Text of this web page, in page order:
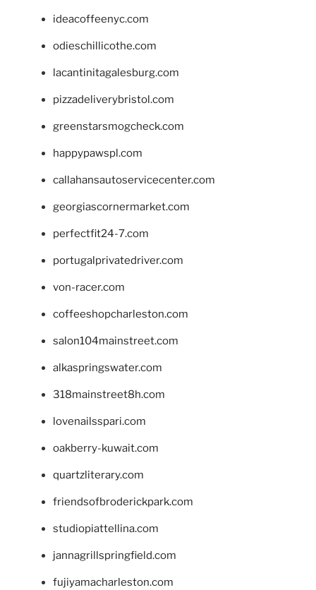
ideacoffeenyc.com
odieschillicothe.com
lacantinitagalesburg.com
pizzadeliverybristol.com
greenstarsmogcheck.com
happypawspl.com
callahansautoservicecenter.com
georgiascornermarket.com
perfectfit24-7.com
portugalprivatedriver.com
von-racer.com
coffeeshopcharleston.com
salon104mainstreet.com
alkaspringswater.com
318mainstreet8h.com
lovenailsspari.com
oakberry-kuwait.com
quartzliterary.com
friendsofbroderickpark.com
studiopiattellina.com
jannagrillspringfield.com
fujiyamacharleston.com